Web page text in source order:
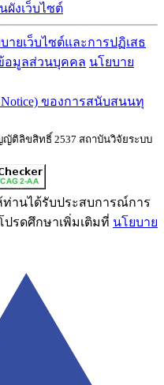
ผังเว็บไซต์
ายเว็บไซต์และการปฏิเสธ
อมูลส่วนบุคคล นโยบาย
ของการสนับสนนทุ
ติลิขสิทธิ์ 2537 สถาบันวิจัยระบบ
ท่านได้รับประสบการณ์การ
ปรดศึกษาเพิ่มเติมที่ นโยบาย